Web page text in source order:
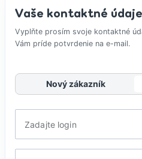
Vaše kontaktné údaje
Vyplňte prosím svoje kontaktné
Vám príde potvrdenie na e-mail.
Nový zákazník
Zadajte login